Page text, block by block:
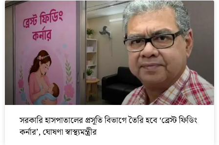
সরকারি হাসপাতালের প্রসূতি বিভাগে তৈরি হবে ‘ব্রেস্ট ফিডিং
কর্নার’, ঘোষণা স্বাস্থ্যমন্ত্রীর